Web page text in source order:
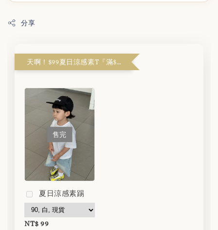
分享
天啊！$99夏日涼感素T『滿$1999解鎖』
售完
夏日涼感素踢
NT$ 99